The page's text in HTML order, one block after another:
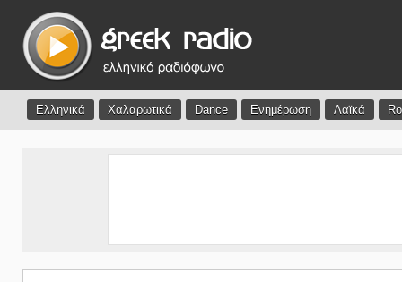
Ελληνικά Χαλαρωτικά Dance Ενημέρωση Λαϊκά